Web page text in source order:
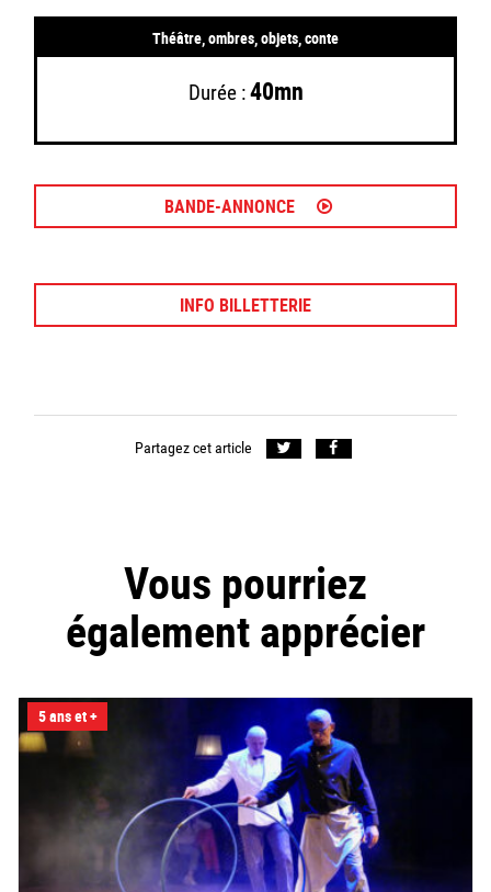
Théâtre, ombres, objets, conte
Durée :40mn
BANDE-ANNONCE
INFO BILLETTERIE
Partagez cet article
Vous pourriez
également apprécier
5 ans et +